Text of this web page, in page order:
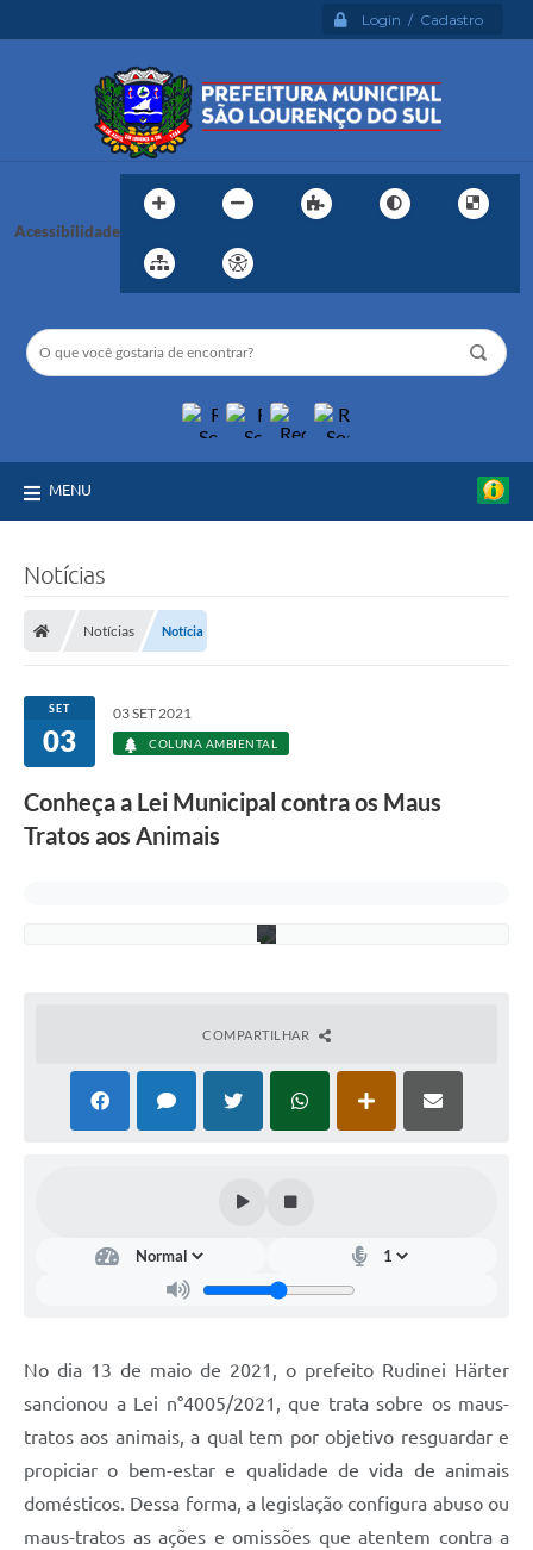
Login / Cadastro
Acessibilidade
MENU
Notícias
Notícias Notícia
SET
03
03 SET 2021
COLUNA AMBIENTAL
Conheça a Lei Municipal contra os Maus
Tratos aos Animais
i
K
COMPARTILHAR
No dia 13 de maio de 2021, o prefeito Rudinei Härter
sancionou a Lei n°4005/2021, que trata sobre os maus-
tratos aos animais, a qual tem por objetivo resguardar e
propiciar o bem-estar e qualidade de vida de animais
domésticos. Dessa forma, a legislação configura abuso ou
maus-tratos as ações e omissões que atentem contra a